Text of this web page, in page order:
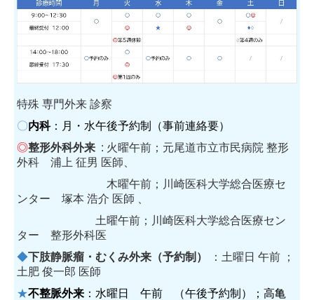
特殊 専門外来 診察
〇内科：月・水午後予約制（事前連絡要）
◎整形外科外来 : 火曜午前； 元尾道市立市民病院 整形
外科 浦上 征男 医師、
木曜午前；川崎医科大学総合医療セ
ンター 塚本 浩介 医師 、
土曜午前；川崎医科大学総合医療セン
ター 整形外科医
◆下肢静脈瘤・むくみ外来（予約制）
：土曜日 午前 ；
土肥 俊一郎 医師
★不整脈外来 ：水曜日 午前 （午後予約制）；高亀